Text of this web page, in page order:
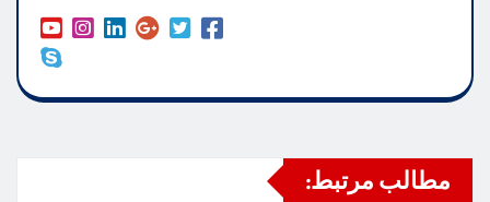
مطالب مرتبط: